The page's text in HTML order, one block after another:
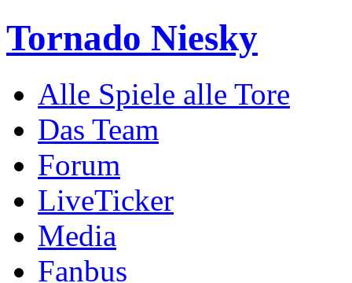
Tornado Niesky
Alle Spiele alle Tore
Das Team
Forum
LiveTicker
Media
Fanbus